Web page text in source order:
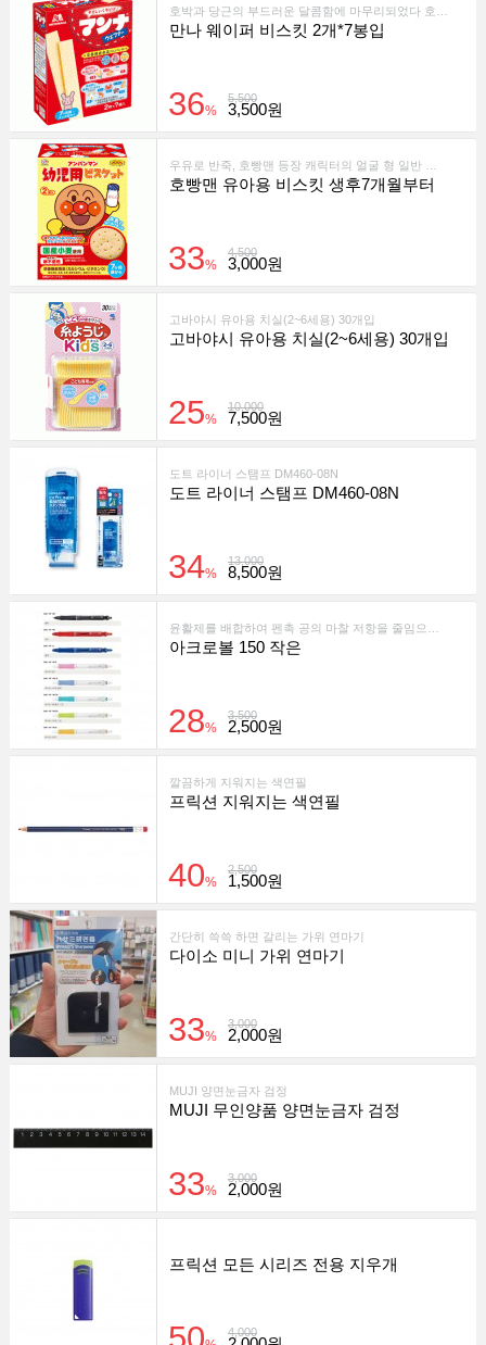
만나 웨이퍼 비스킷 2개*7봉입
5,500
36% 3,500원
호빵맨 유아용 비스킷 생후7개월부터
4,500
33% 3,000원
고바야시 유아용 치실(2~6세용) 30개입
고바야시 유아용 치실(2~6세용) 30개입
10,000
25% 7,500원
도트 라이너 스탬프 DM460-08N
도트 라이너 스탬프 DM460-08N
13,000
34% 8,500원
아크로볼 150 작은
3,500
28% 2,500원
깔끔하게 지워지는 색연필
프릭션 지워지는 색연필
2,500
40% 1,500원
간단히 쓱쓱 하면 갈리는 가위 연마기
다이소 미니 가위 연마기
3,000
33% 2,000원
MUJI 양면눈금자 검정
MUJI 무인양품 양면눈금자 검정
3,000
33% 2,000원
프릭션 모든 시리즈 전용 지우개
4,000